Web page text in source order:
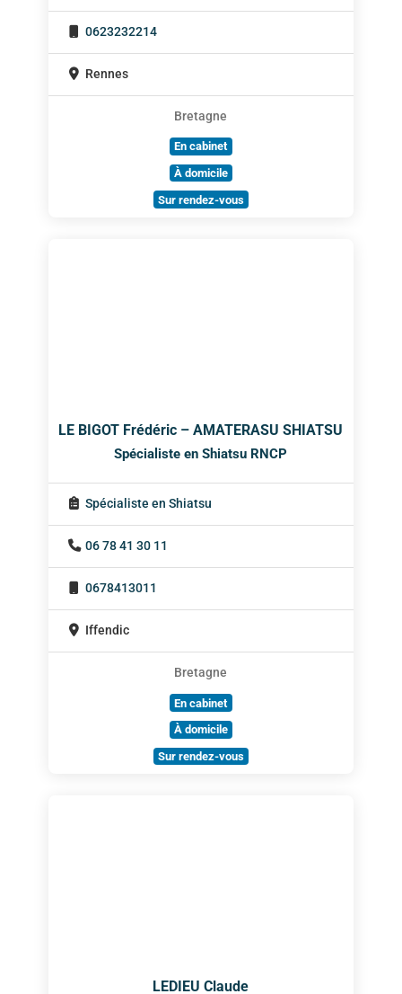
0623232214
Rennes
Bretagne
En cabinet
À domicile
Sur rendez-vous
LE BIGOT Frédéric – AMATERASU SHIATSU
Spécialiste en Shiatsu RNCP
Spécialiste en Shiatsu
06 78 41 30 11
0678413011
Iffendic
Bretagne
En cabinet
À domicile
Sur rendez-vous
LEDIEU Claude